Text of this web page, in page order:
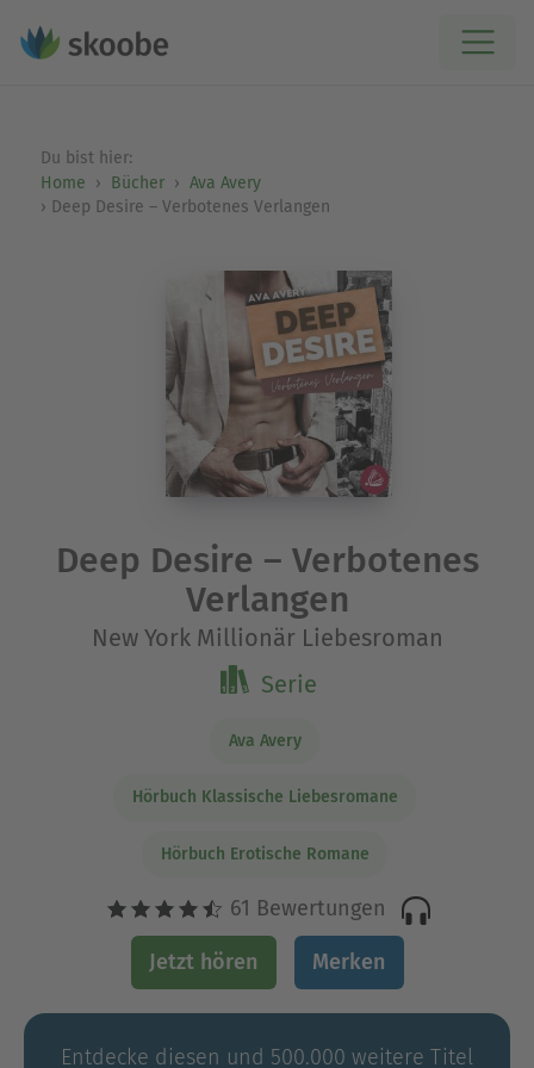
Du bist hier:
Home
Bücher
Ava Avery
Deep Desire – Verbotenes Verlangen
Deep Desire – Verbotenes
Verlangen
New York Millionär Liebesroman
Serie
Ava Avery
Hörbuch Klassische Liebesromane
Hörbuch Erotische Romane
61 Bewertungen
Jetzt hören Merken
Entdecke diesen und 500.000 weitere Titel